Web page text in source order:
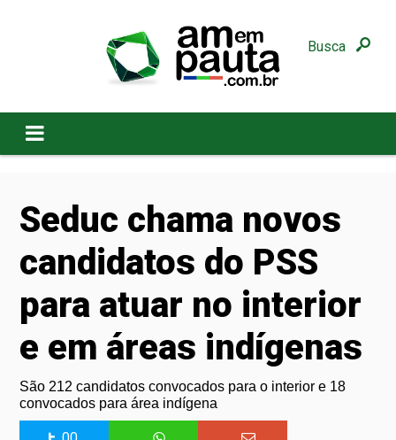
Busca
Seduc chama novos
candidatos do PSS
para atuar no interior
e em áreas indígenas
São 212 candidatos convocados para o interior e 18
convocados para área indígena